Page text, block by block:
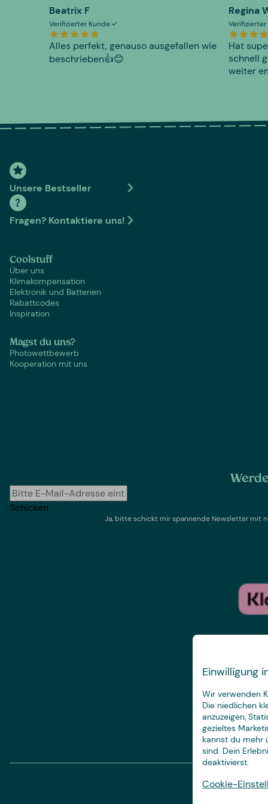
Einwilligung
Wir verwenden
Die niedlichen
anzuzeigen,
gezieltes
kannst du mehr
sind. Dein
deaktivierst.
Cookie-
Beatrix F
Verifizierter Kunde
Alles perfekt, genauso ausgefallen wie
beschrieben👍😊
Regina
Hat
schnell
weiter
Unsere Bestseller
Fragen? Kontaktiere uns!
Coolstuff
Über uns
Klimakompensation
Elektronik und Batterien
Rabattcodes
Inspiration
Magst du uns?
Photowettbewerb
Kooperation mit uns
Schicken
Ja, bitte schickt mir spannende Newsletter mit